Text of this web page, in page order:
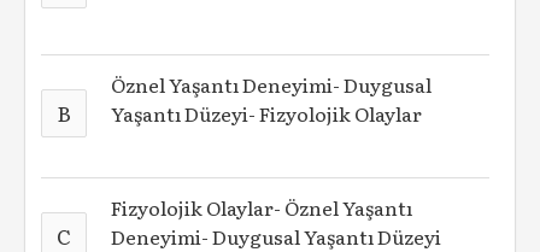
B
Öznel Yaşantı Deneyimi- Duygusal
Yaşantı Düzeyi- Fizyolojik Olaylar
C
Fizyolojik Olaylar- Öznel Yaşantı
Deneyimi- Duygusal Yaşantı Düzeyi